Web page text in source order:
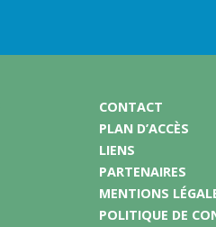
CONTACT
PLAN D’ACCÈS
LIENS
PARTENAIRES
MENTIONS
POLITIQUE DE